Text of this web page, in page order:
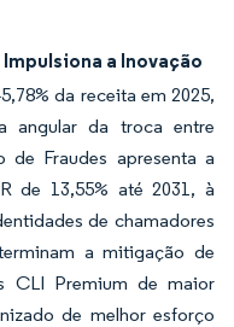
a Inovação
da receita em 2025,
angular da troca entre
de Fraudes apresenta a
de 13,55% até 2031, à
de chamadores
a mitigação de
CLI Premium de maior
de melhor esforço